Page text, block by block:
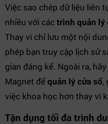
Việc sao chép dữ liệu liên
nhiều với cáctrình quản lý
Thay vì chỉ lưu một nội
phép bạn truy cập lịch sử
gian đáng kể. Ngoài ra,
Magnet đểquản lý cửa sổ,
việc khoa học hơn thay vì
Tận dụng tối đa trình